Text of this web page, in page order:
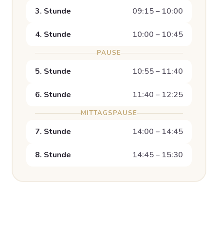
3. Stunde 09:15 – 10:00
4. Stunde 10:00 – 10:45
PAUSE
5. Stunde 10:55 – 11:40
6. Stunde 11:40 – 12:25
MITTAGSPAUSE
7. Stunde 14:00 – 14:45
8. Stunde 14:45 – 15:30